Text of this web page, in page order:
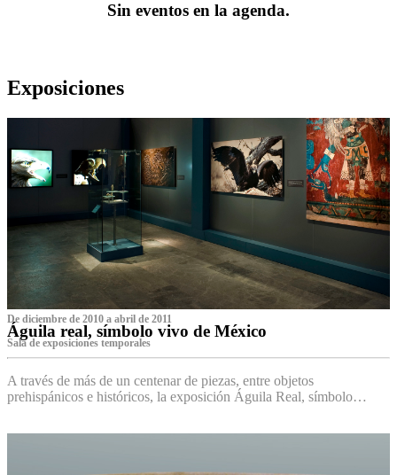
Sin eventos en la agenda.
Exposiciones
De diciembre de 2010 a abril de 2011
Águila real, símbolo vivo de México
Sala de exposiciones temporales
A través de más de un centenar de piezas, entre objetos
prehispánicos e históricos, la exposición Águila Real, símbolo…